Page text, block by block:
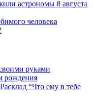
астрономы 8 августа
человека
руками
рождения
“Что ему в тебе